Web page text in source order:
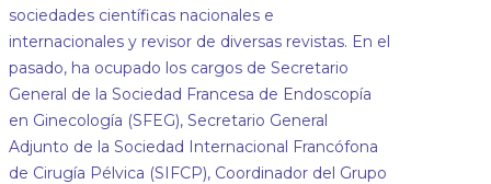
sociedades científicas nacionales e
internacionales y revisor de diversas revistas. En el
pasado, ha ocupado los cargos de Secretario
General de la Sociedad Francesa de Endoscopía
en Ginecología (SFEG), Secretario General
Adjunto de la Sociedad Internacional Francófona
de Cirugía Pélvica (SIFCP), Coordinador del Grupo